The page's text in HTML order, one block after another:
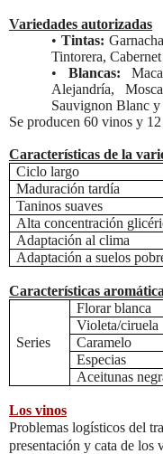
Variedades autorizadas
•Tintas:
Tintorera,
• Blancas:
Alejandría,
Sauvignon Blanc y
Se producen 60 vinos y 12
Características de la
Ciclo largo
Maduración tardía
Taninos suaves
Alta concentración
Adaptación al clima
Adaptación a suelos
Características
Series
Florar blanca
Violeta/ciruela
Caramelo
Especias
Aceitunas
Los vinos
Problemas logísticos del
presentación y cata de los